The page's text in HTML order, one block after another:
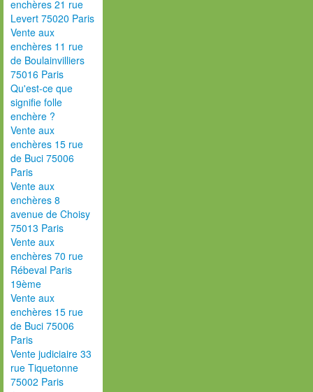
enchères 21 rue
Levert 75020 Paris
Vente aux
enchères 11 rue
de Boulainvilliers
75016 Paris
Qu'est-ce que
signifie folle
enchère ?
Vente aux
enchères 15 rue
de Buci 75006
Paris
Vente aux
enchères 8
avenue de Choisy
75013 Paris
Vente aux
enchères 70 rue
Rébeval Paris
19ème
Vente aux
enchères 15 rue
de Buci 75006
Paris
Vente judiciaire 33
rue Tiquetonne
75002 Paris